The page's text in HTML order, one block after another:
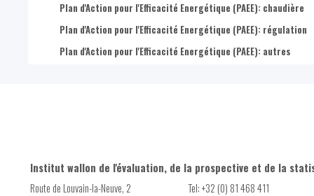
Plan d'Action pour l'Efficacité Energétique (PAEE): chaudière
Plan d'Action pour l'Efficacité Energétique (PAEE): régulation
Plan d'Action pour l'Efficacité Energétique (PAEE): autres
Institut wallon de l'évaluation, de la prospective et de la
Route de Louvain-la-Neuve, 2
Tel: +32 (0) 81 468 411